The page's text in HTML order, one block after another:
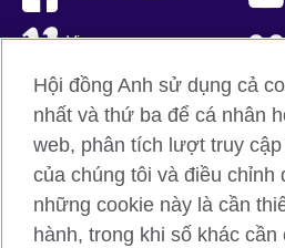
Vimeo
RSS
Hội đồng Anh toàn cầu
Bảo mật thông tin và quy định sử
Hội đồng Anh sử dụng cả
nhất và thứ ba để cá nhân
web, phân tích lượt truy
của chúng tôi và điều chỉnh
những cookie này là cần
hành, trong khi số khác